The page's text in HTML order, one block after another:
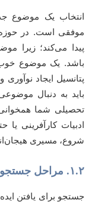
یک موضوع جذاب و
است. در حوزه
می‌کند؛ زیرا موضوع
یک موضوع خوب، نه
ایجاد نوآوری و حل
به دنبال موضوعی
شما همخوانی
کارآفرینی یا حتی
مسیری هیجان‌انگیز
برای یافتن ایده